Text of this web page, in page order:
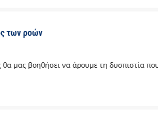
των ροών
μας βοηθήσει να άρουμε τη δυσπιστία